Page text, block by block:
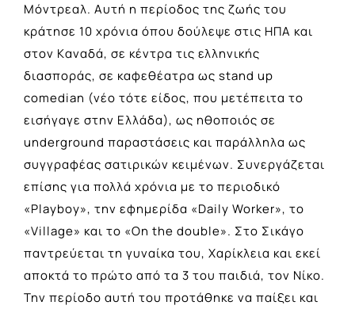
Μόντρεαλ. Αυτή η περίοδος της ζωής του
κράτησε 10 χρόνια όπου δούλεψε στις HΠA και
στον Kαναδά, σε κέντρα τις ελληνικής
διασποράς, σε καφεθέατρα ως stand up
comedian (νέο τότε είδος, που μετέπειτα το
εισήγαγε στην Ελλάδα), ως ηθοποιός σε
underground παραστάσεις και παράλληλα ως
συγγραφέας σατιρικών κειμένων. Συνεργάζεται
επίσης για πολλά χρόνια με το περιοδικό
«Playboy», την εφημερίδα «Daily Worker», το
«Village» και το «On the double». Στο Σικάγο
παντρεύεται τη γυναίκα του, Χαρίκλεια και εκεί
αποκτά το πρώτο από τα 3 του παιδιά, τον Νίκο.
Την περίοδο αυτή του προτάθηκε να παίξει και